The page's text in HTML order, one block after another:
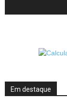
Em destaque